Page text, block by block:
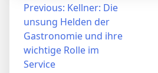
Post
navigation
Previous: Kellner: Die
unsung Helden der
Gastronomie und ihre
wichtige Rolle im
Service